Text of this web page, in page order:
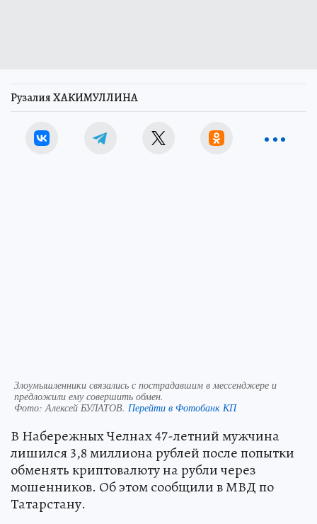
Рузалия ХАКИМУЛЛИНА
Злоумышленники связались с пострадавшим в мессенджере и
предложили ему совершить обмен.
Фото: Алексей БУЛАТОВ. Перейти в Фотобанк КП
В Набережных Челнах 47-летний мужчина
лишился 3,8 миллиона рублей после попытки
обменять криптовалюту на рубли через
мошенников. Об этом сообщили в МВД по
Татарстану.